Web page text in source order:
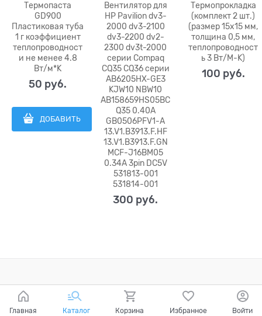
Термопаста
GD900
Пластиковая туба
1 г коэффициент
теплопроводност
и не менее 4.8
Вт/м*K
50 руб.
ДОБАВИТЬ
Вентилятор для
HP Pavilion dv3-
2000 dv3-2100
dv3-2200 dv2-
2300 dv3t-2000
серии Compaq
CQ35 CQ36 серии
AB6205HX-GE3
KJW10 NBW10
AB158659HS05BC
Q35 0.40A
GB0506PFV1-A
13.V1.B3913.F.HF
13.V1.B3913.F.GN
MCF-J16BM05
0.34A 3pin DC5V
531813-001
531814-001
300 руб.
Термопрокладка
(комплект 2 шт.)
(размер 15x15 мм,
толщина 0,5 мм,
теплопроводност
ь 3 Вт/M-K)
100 руб.
Главная Каталог Корзина Избранное Войти